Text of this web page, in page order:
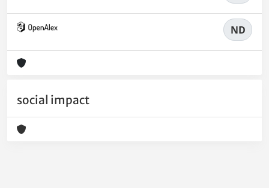
ND
social impact